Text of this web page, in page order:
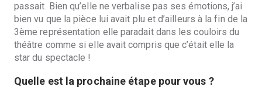
passait. Bien qu’elle ne verbalise pas ses émotions, j’ai
bien vu que la pièce lui avait plu et d’ailleurs à la fin de la
3ème représentation elle paradait dans les couloirs du
théâtre comme si elle avait compris que c’était elle la
star du spectacle !
Quelle est la prochaine étape pour vous ?